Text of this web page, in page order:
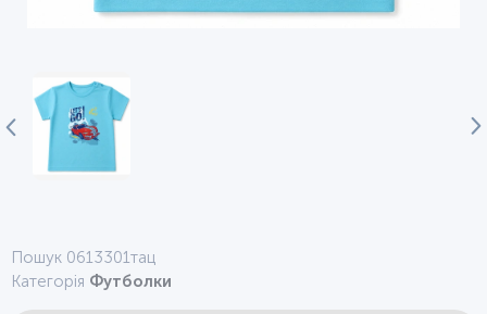
Пошук 0613301тац
Категорія Футболки